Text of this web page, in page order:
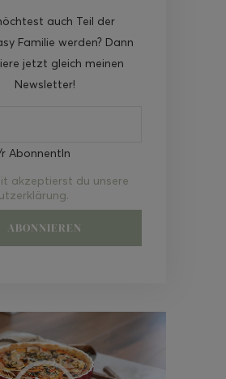
auch Teil der
Familie werden? Dann
jetzt gleich meinen
Newsletter!
AbonnentIn
akzeptierst du unsere